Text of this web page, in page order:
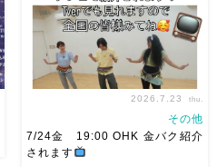
を楽しみます
遊びにいら
[…]
2026.7.23 thu.
その他
7/24金 19:00 OHK 金バク紹介
されます